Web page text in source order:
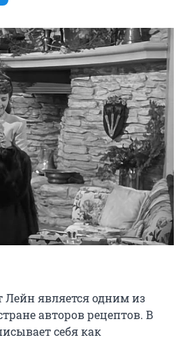
Лейн является одним из
авторов рецептов. В
себя как